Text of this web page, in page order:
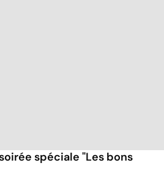
spéciale "Les bons